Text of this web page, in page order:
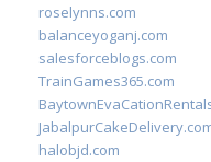
roselynns.com
balanceyoganj.com
salesforceblogs.com
TrainGames365.com
halobjd.com